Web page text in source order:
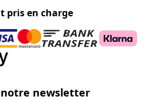
pris en charge
newsletter